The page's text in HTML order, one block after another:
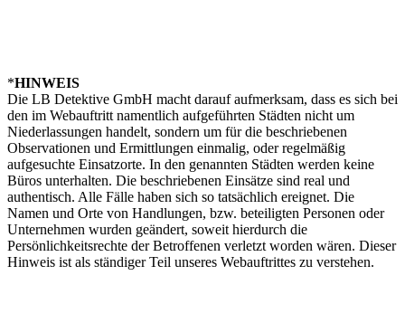
*HINWEIS
Die LB Detektive GmbH macht darauf aufmerksam, dass es sich bei
den im Webauftritt namentlich aufgeführten Städten nicht um
Niederlassungen handelt, sondern um für die beschriebenen
Observationen und Ermittlungen einmalig, oder regelmäßig
aufgesuchte Einsatzorte. In den genannten Städten werden keine
Büros unterhalten. Die beschriebenen Einsätze sind real und
authentisch. Alle Fälle haben sich so tatsächlich ereignet. Die
Namen und Orte von Handlungen, bzw. beteiligten Personen oder
Unternehmen wurden geändert, soweit hierdurch die
Persönlichkeitsrechte der Betroffenen verletzt worden wären. Dieser
Hinweis ist als ständiger Teil unseres Webauftrittes zu verstehen.